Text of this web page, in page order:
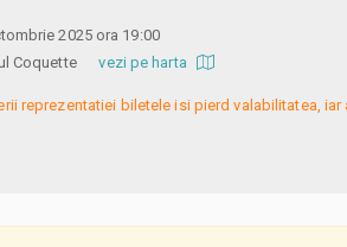
2025 ora 19:00
Coquettevezi pe harta
reprezentatiei biletele isi pierd valabilitatea,